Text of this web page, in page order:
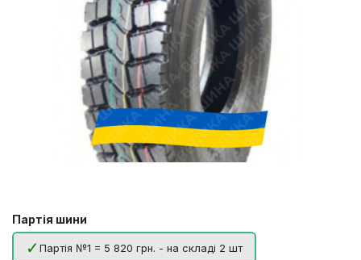
Партія шини
Партія №1 = 5 820 грн. - на складі 2 шт